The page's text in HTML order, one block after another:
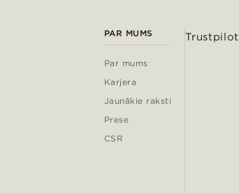
PAR MUMS
Par mums
Karjera
Jaunākie raksti
Prese
CSR
Trustpilot